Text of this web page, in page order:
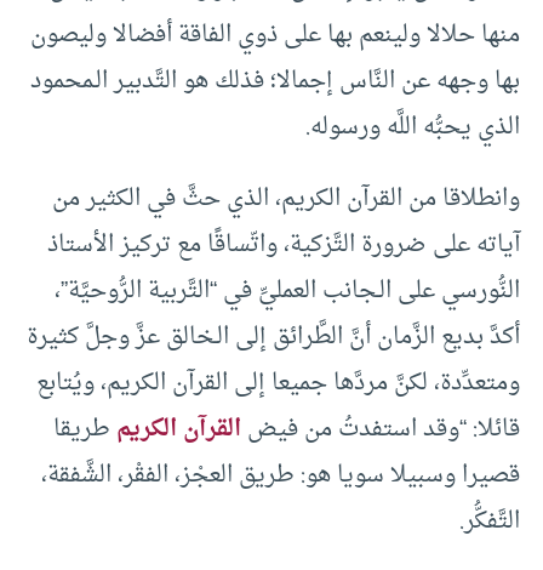
منها حلالا ولينعم بها على ذوي الفاقة أفضالا وليصون
بها وجهه عن النَّاس إجمالا؛ فذلك هو التَّدبير الـمحمود
الذي يحبُّه اللَّه ورسوله.
وانطلاقا من القرآن الكريم، الذي حثَّ في الكثير من
آياته على ضرورة التَّزكية، واتّساقًا مع تركيز الأستاذ
النُّورسي على الـجانب العمليِّ في “التَّربية الرُّوحيَّة”،
أكدَّ بديع الزَّمان أنَّ الطَّرائق إلى الـخالق عزَّ وجلَّ كثيرة
ومتعدِّدة، لكنَّ مردَّها جميعا إلى القرآن الكريم، ويُتابع
قائلا: “وقد استفدتُ من فيضالقرآن الكريمطريقا
قصيرا وسبيلا سويا هو: طريق العجْز، الفقْر، الشَّفقة،
التَّفكُّر.